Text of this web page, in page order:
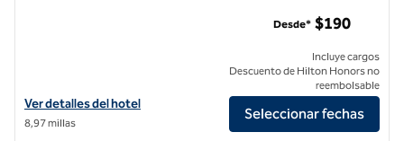
Ver detalles del hotel The Cassara Carlsbad, Tapestry Collection by
Ver detalles del hotel
8,97 millas
Desde* $190
Incluye cargos
Descuento de Hilton Honors no
reembolsable
Seleccionar fechas